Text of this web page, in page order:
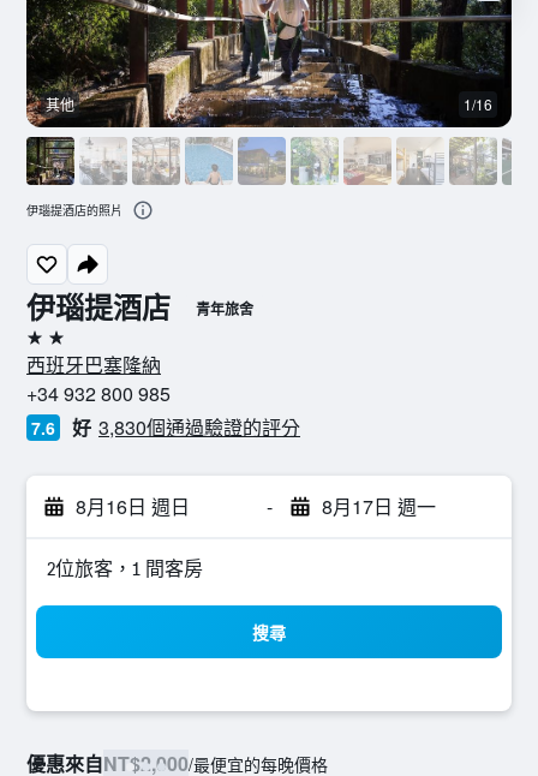
伊瑙提酒店 青年旅舍
2星級
西班牙巴塞隆納
+34 932 800 985
7.6 好 3,830個通過驗證的評分
8月16日 週日 - 8月17日 週一
2位旅客，1 間客房
搜尋
優惠來自NT$2,000/最便宜的每晚價格
其他 1/16
伊瑙提酒店的照片